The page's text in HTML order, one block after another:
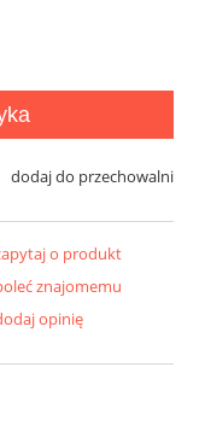
dodaj do przechowalni
o produkt
znajomemu
opinię